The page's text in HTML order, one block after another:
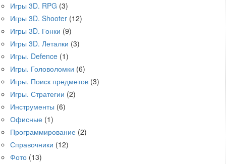
Игры 3D. RPG (3)
Игры 3D. Shooter (12)
Игры 3D. Гонки (9)
Игры 3D. Леталки (3)
Игры. Defence (1)
Игры. Головоломки (6)
Игры. Поиск предметов (3)
Игры. Стратегии (2)
Инструменты (6)
Офисные (1)
Программирование (2)
Справочники (12)
Фото (13)